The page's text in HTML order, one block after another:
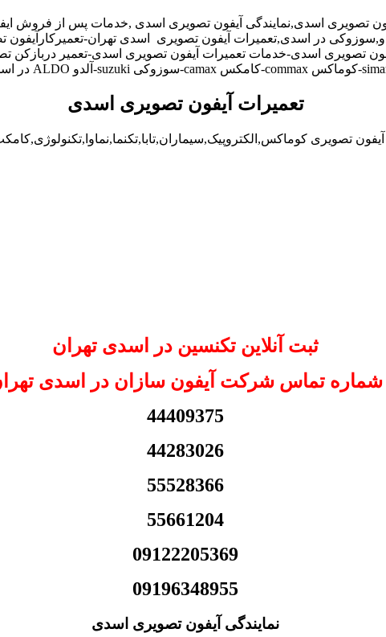
تصویری اسدی,نمایندگی آیفون تصویری اسدی ,خدمات پس از فروش
در اسدی,تعمیرات آیفون تصویری اسدی تهران-
تصویری اسدی-خدمات تعمیرات آیفون تصویری اسدی-تعمیر دربازکن
تعمیرات آیفون تصویری اسدی
تصویری
ثبت آنلاین تکنسین در اسدی تهران
شماره تماس شرکت آیفون سازان در اسدی
44409375
44283026
55528366
55661204
09122205369
09196348955
نمایندگی آیفون تصویری اسدی